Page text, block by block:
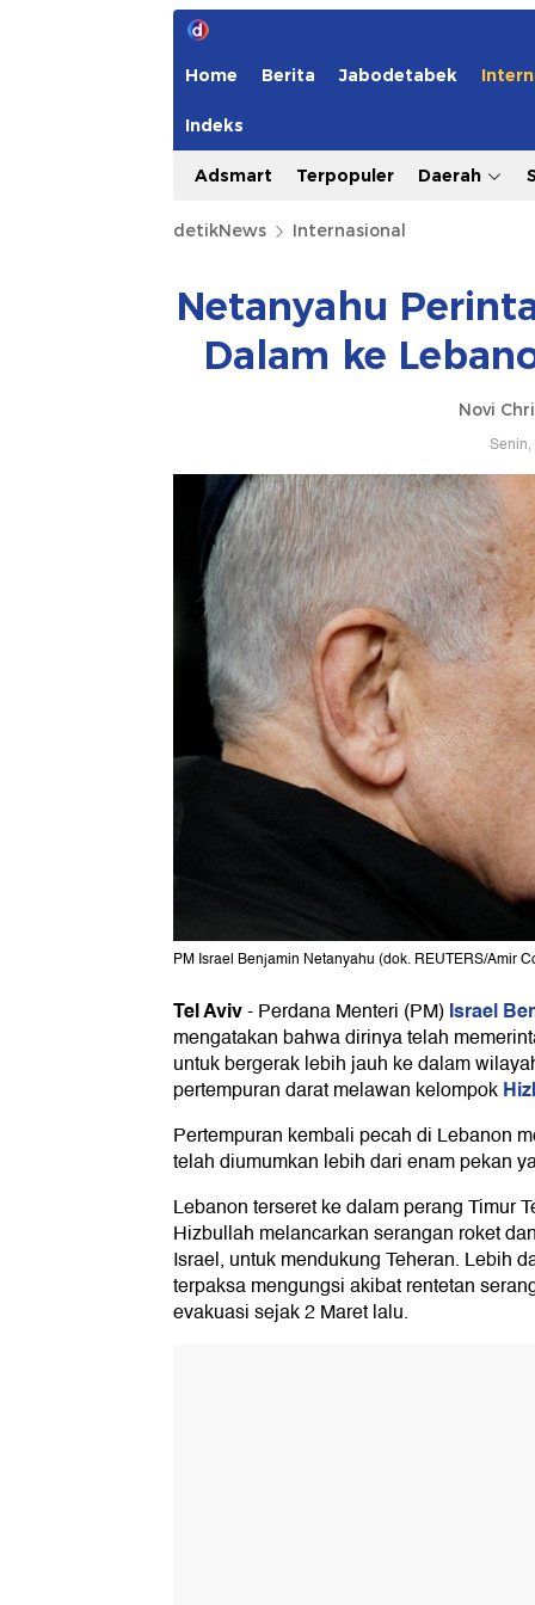
Home Berita Jabodetabek
Indeks
Adsmart Terpopuler Daerah
detikNews Internasional
Netanyahu
Dalam ke
Novi
PM Israel Benjamin Netanyahu (dok. REUTERS/Amir
Tel Aviv-Perdana Menteri (PM)Israel
mengatakan bahwa dirinya telah
untuk bergerak lebih jauh ke dalam
pertempuran darat melawan kelompok
Pertempuran kembali pecah di Lebanon
telah diumumkan lebih dari enam pekan
Lebanon terseret ke dalam perang Timur
Hizbullah melancarkan serangan roket
Israel, untuk mendukung Teheran. Lebih
terpaksa mengungsi akibat rentetan
evakuasi sejak 2 Maret lalu.